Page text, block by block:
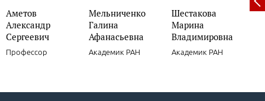
Аметов
Александр
Сергеевич
Профессор
Мельниченко
Галина
Афанасьевна
Академик РАН
Шестакова
Марина
Владимировна
Академик РАН